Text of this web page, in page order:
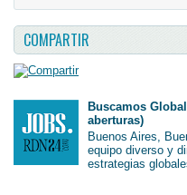
COMPARTIR
Buscamos
aberturas)
Buenos Aires,
equipo diverso y
estrategias